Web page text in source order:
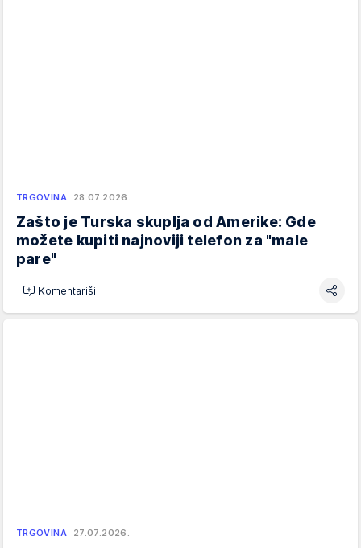
TRGOVINA 28.07.2026.
Zašto je Turska skuplja od Amerike: Gde
možete kupiti najnoviji telefon za "male
pare"
Komentariši
TRGOVINA 27.07.2026.